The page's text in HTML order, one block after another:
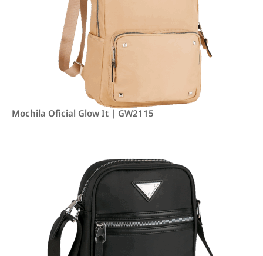
Mochila Oficial Glow It | GW2115